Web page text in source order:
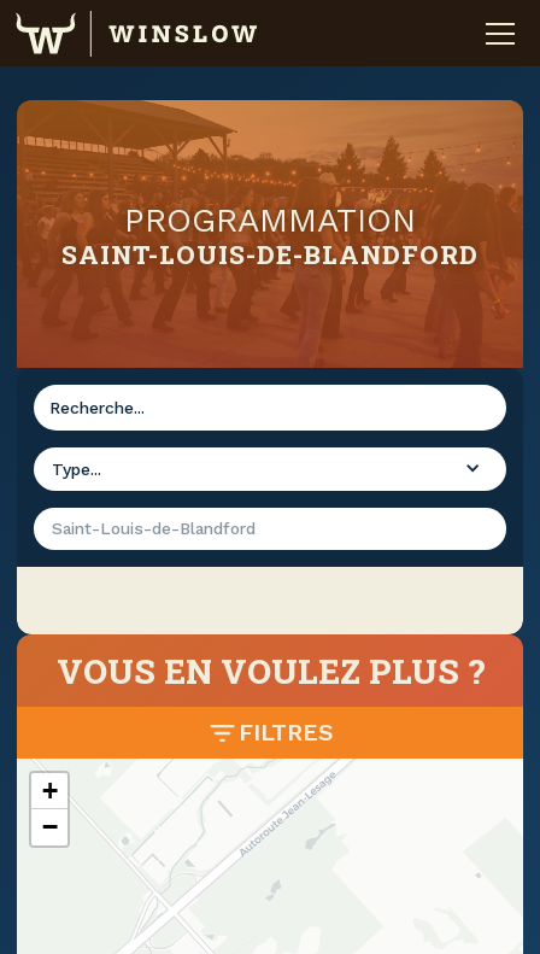
PROGRAMMATION
SAINT-LOUIS-DE-BLANDFORD
Type...
Saint-Louis-de-Blandford
VOUS EN VOULEZ PLUS ?
FILTRES
+
−